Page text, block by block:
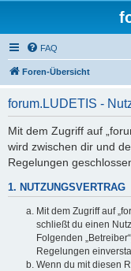
FAQ
Foren-Übersicht
forum.LUDETIS -
Mit dem Zugriff auf
wird zwischen dir und
Regelungen
1. NUTZUNGSVERTRAG
Mit dem Zugriff auf
schließt du einen
Folgenden
Regelungen
Wenn du mit diesen